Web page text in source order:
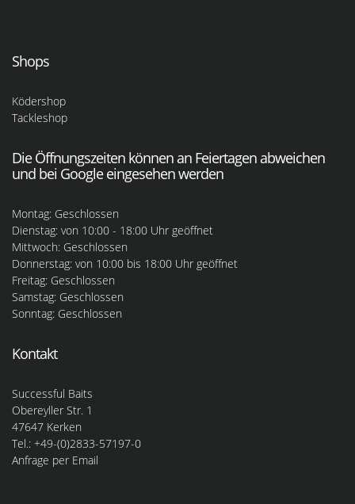
Shops
Ködershop
Tackleshop
Die Öffnungszeiten können an Feiertagen abweichen
und bei Google eingesehen werden
Montag: Geschlossen
Dienstag: von 10:00 - 18:00 Uhr geöffnet
Mittwoch: Geschlossen
Donnerstag: von 10:00 bis 18:00 Uhr geöffnet
Freitag: Geschlossen
Samstag: Geschlossen
Sonntag: Geschlossen
Kontakt
Successful Baits
Obereyller Str. 1
47647 Kerken
Tel.: +49-(0)2833-57197-0
Anfrage per Email